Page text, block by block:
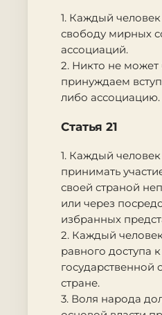
1. Каждый
свободу мирных
ассоциаций.
2. Никто не может
принуждаем
либо ассоциацию.
Статья 21
1. Каждый
принимать
своей страной
или через
избранных
2. Каждый
равного доступа к
государственной
стране.
3. Воля народа